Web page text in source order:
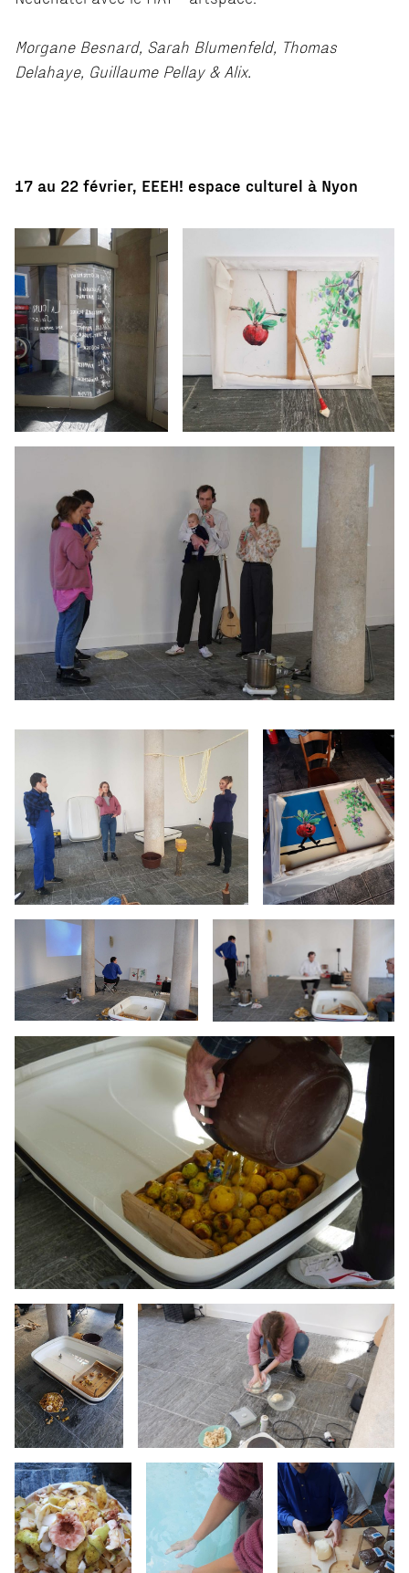
Morgane Besnard, Sarah Blumenfeld, Thomas
Delahaye, Guillaume Pellay & Alix.
17 au 22 février, EEEH! espace culturel à Nyon